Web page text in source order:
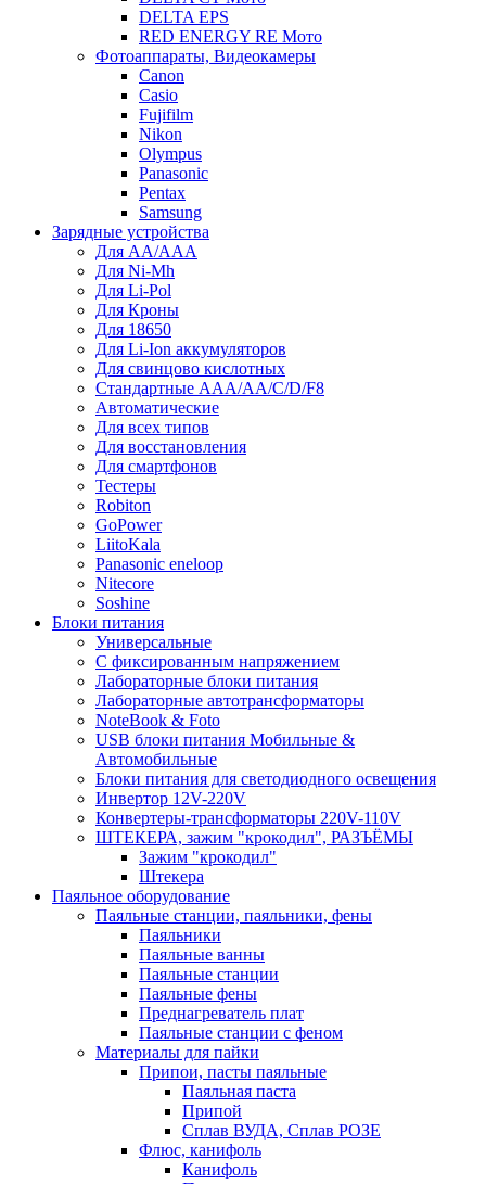
DELTA EPS
RED ENERGY RE Мото
Фотоаппараты, Видеокамеры
Canon
Casio
Fujifilm
Nikon
Olympus
Panasonic
Pentax
Samsung
Зарядные устройства
Для AA/AAA
Для Ni-Mh
Для Li-Pol
Для Кроны
Для 18650
Для Li-Ion аккумуляторов
Для свинцово кислотных
Стандартные ААА/АА/С/D/F8
Автоматические
Для всех типов
Для восстановления
Для смартфонов
Тестеры
Robiton
GoPower
LiitoKala
Panasonic eneloop
Nitecore
Soshine
Блоки питания
Универсальные
C фиксированным напряжением
Лабораторные блоки питания
Лабораторные автотрансформаторы
NoteBook & Foto
USB блоки питания Мобильные &
Автомобильные
Блоки питания для светодиодного освещения
Инвертор 12V-220V
Конвертеры-трансформаторы 220V-110V
ШТЕКЕРА, зажим "крокодил", РАЗЪЁМЫ
Зажим "крокодил"
Штекера
Паяльное оборудование
Паяльные станции, паяльники, фены
Паяльники
Паяльные ванны
Паяльные станции
Паяльные фены
Преднагреватель плат
Паяльные станции с феном
Материалы для пайки
Припои, пасты паяльные
Паяльная паста
Припой
Сплав ВУДА, Сплав РОЗЕ
Флюс, канифоль
Канифоль